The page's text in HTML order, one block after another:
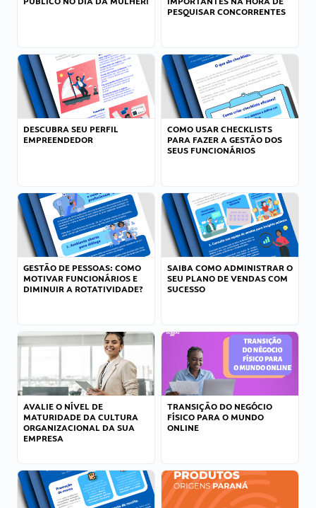
PESQUISAR CONCORRENTES
DESCUBRA SEU PERFIL
EMPREENDEDOR
COMO USAR CHECKLISTS
PARA FAZER A GESTÃO DOS
SEUS FUNCIONÁRIOS
GESTÃO DE PESSOAS: COMO
MOTIVAR FUNCIONÁRIOS E
DIMINUIR A ROTATIVIDADE?
SAIBA COMO ADMINISTRAR O
SEU PLANO DE VENDAS COM
SUCESSO
AVALIE O NÍVEL DE
MATURIDADE DA CULTURA
ORGANIZACIONAL DA SUA
EMPRESA
TRANSIÇÃO DO NEGÓCIO
FÍSICO PARA O MUNDO
ONLINE